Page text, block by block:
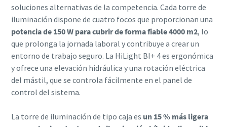
soluciones alternativas de la competencia. Cada torre de
iluminación dispone de cuatro focos que proporcionan una
potencia de 150 W para cubrir de forma fiable 4000 m2, lo
que prolonga la jornada laboral y contribuye a crear un
entorno de trabajo seguro. La HiLight BI+ 4 es ergonómica
y ofrece una elevación hidráulica y una rotación eléctrica
del mástil, que se controla fácilmente en el panel de
control del sistema.
La torre de iluminación de tipo caja es un 15 % más ligera